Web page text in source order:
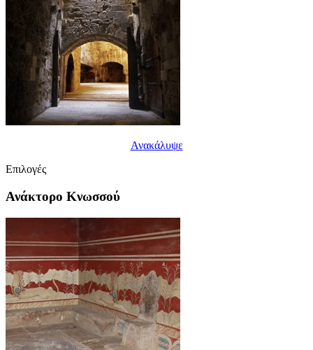
Ανακάλυψε
Επιλογές
Ανάκτορο Κνωσσού